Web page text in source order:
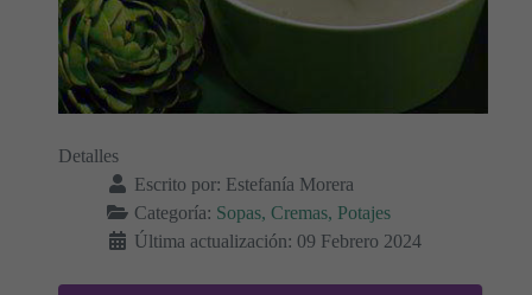
Detalles
Escrito por: Estefanía Morera
Categoría: Sopas, Cremas, Potajes
Última actualización: 09 Febrero 2024